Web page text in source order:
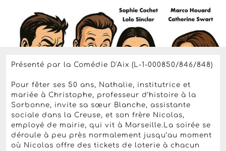
fnac.com
pour 26,20 €
- Surticketac.compour 26 €
- Surticketmaster.fr
Présenté par la Comédie D'Aix (L-1-000850/846/848)
Pour fêter ses 50 ans, Nathalie, institutrice et
mariée à Christophe, professeur d’histoire à la
Sorbonne, invite sa sœur Blanche, assistante
sociale dans la Creuse, et son frère Nicolas,
employé de mairie, qui vit à Marseille.La soirée se
déroule à peu près normalement jusqu’au moment
où Nicolas offre des tickets de loterie à chacun